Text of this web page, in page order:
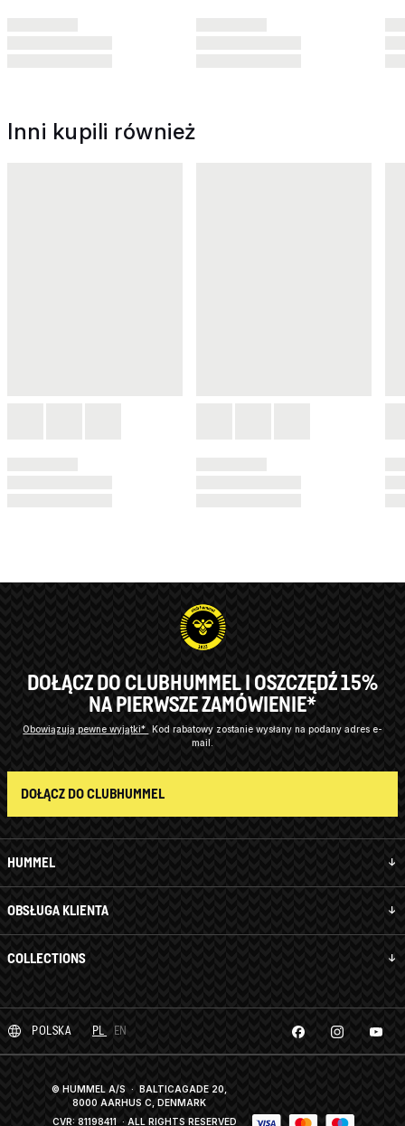
Inni kupili również
HUMMEL
OBSŁUGA KLIENTA
COLLECTIONS
DOŁĄCZ DO CLUBHUMMEL I OSZCZĘDŹ 15%
NA PIERWSZE ZAMÓWIENIE*
Obowiązują pewne wyjątki*
Kod rabatowy zostanie wysłany na podany adres e-
mail.
DOŁĄCZ DO CLUBHUMMEL
POLSKA PL EN
© HUMMEL A/S · BALTICAGADE 20,
8000 AARHUS C, DENMARK
CVR: 81198411 · ALL RIGHTS RESERVED